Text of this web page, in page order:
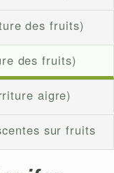
des fruits)
des fruits)
aigre)
sur fruits